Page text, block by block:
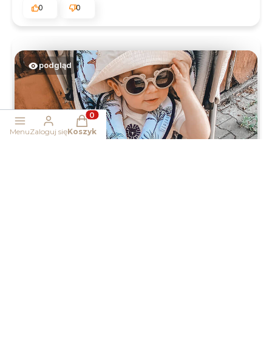
0
0
podgląd
MenuZaloguj się
Produkty w koszyku: 0. Zobacz szczegóły
Koszyk